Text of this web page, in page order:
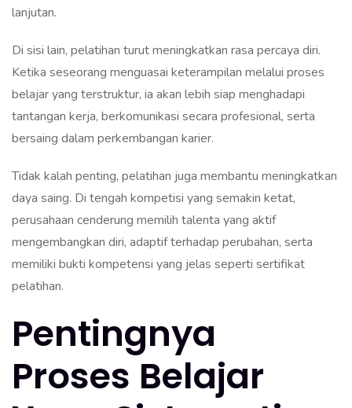
lanjutan.
Di sisi lain, pelatihan turut meningkatkan rasa percaya diri.
Ketika seseorang menguasai keterampilan melalui proses
belajar yang terstruktur, ia akan lebih siap menghadapi
tantangan kerja, berkomunikasi secara profesional, serta
bersaing dalam perkembangan karier.
Tidak kalah penting, pelatihan juga membantu meningkatkan
daya saing. Di tengah kompetisi yang semakin ketat,
perusahaan cenderung memilih talenta yang aktif
mengembangkan diri, adaptif terhadap perubahan, serta
memiliki bukti kompetensi yang jelas seperti sertifikat
pelatihan.
Pentingnya
Proses Belajar